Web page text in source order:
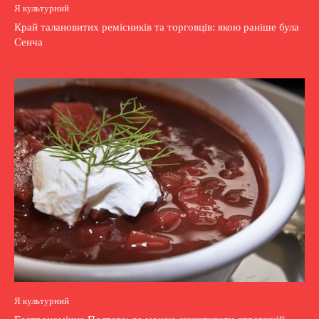
Я культурний
Край талановитих ремісників та торговців: якою раніше була
Сенча
Я культурний